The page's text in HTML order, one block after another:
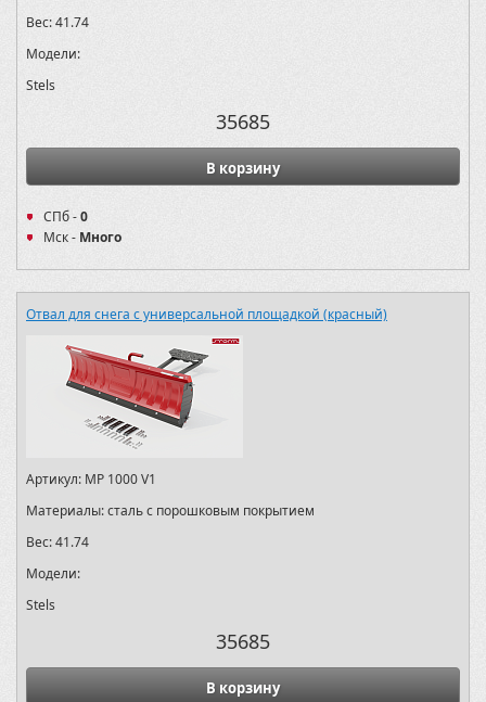
Вес:41.74
Модели:
Stels
35685
В корзину
СПб -0
Мск - Много
Отвал для снега с универсальной площадкой (красный)
Артикул: MP 1000 V1
Материалы:сталь с порошковым покрытием
Вес:41.74
Модели:
Stels
35685
В корзину